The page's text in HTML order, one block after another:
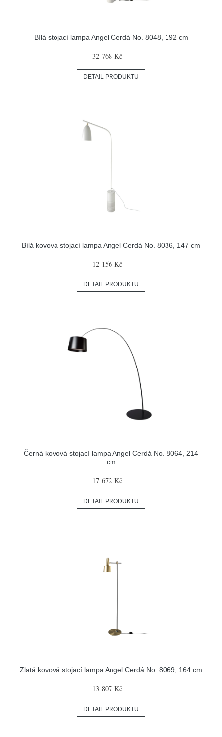
Bílá stojací lampa Angel Cerdá No. 8048, 192 cm
32 768 Kč
DETAIL PRODUKTU
Bílá kovová stojací lampa Angel Cerdá No. 8036, 147 cm
12 156 Kč
DETAIL PRODUKTU
Černá kovová stojací lampa Angel Cerdá No. 8064, 214
cm
17 672 Kč
DETAIL PRODUKTU
Zlatá kovová stojací lampa Angel Cerdá No. 8069, 164 cm
13 807 Kč
DETAIL PRODUKTU